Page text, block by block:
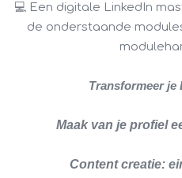
💻 Een digitale LinkedIn
de onderstaande
Transformeer je
Maak van je profiel
Content creatie: